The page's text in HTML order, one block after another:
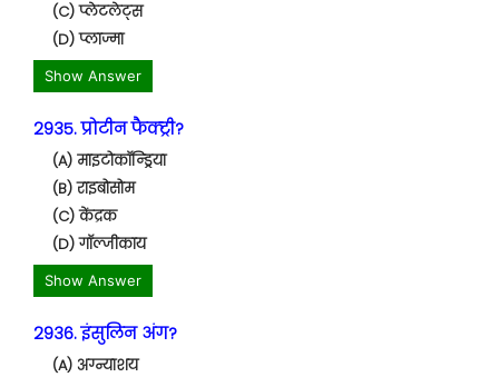
(C) प्लेटलेट्स
(D) प्लाज्मा
Show Answer
2935. प्रोटीन फैक्ट्री?
(A) माइटोकॉन्ड्रिया
(B) राइबोसोम
(C) केंद्रक
(D) गॉल्जीकाय
Show Answer
2936. इंसुलिन अंग?
(A) अग्न्याशय